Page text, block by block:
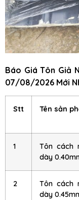
Báo Giá Tôn Giả
07/08/2026 Mới
Stt Tên sản
1
Tôn cách
dày
2
Tôn cách
dày